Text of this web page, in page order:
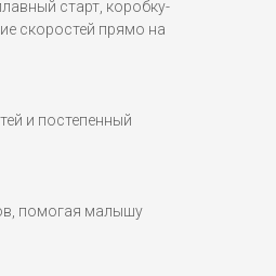
старт, коробку-
скоростей прямо на
и постепенный
помогая малышу